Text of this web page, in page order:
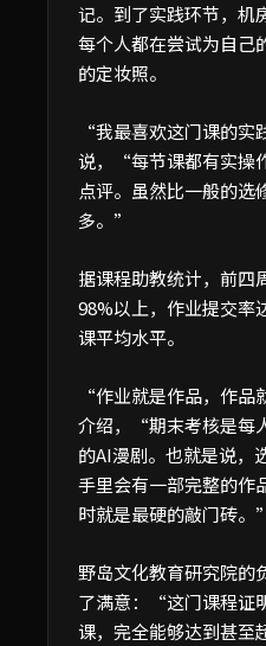
记。到了实践环节，机
每个人都在尝试为自己
的定妆照。
“我最喜欢这门课的
说，“每节课都有实操
点评。虽然比一般的选
多。”
据课程助教统计，前四
98%以上，作业提交率
课平均水平。
“作业就是作品，作
介绍，“期末考核是每
的AI漫剧。也就是说，
手里会有一部完整的作
时就是最硬的敲门砖。”
野岛文化教育研究院的
了满意：“这门课程证
课，完全能够达到甚至